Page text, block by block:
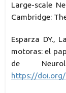
Large-scale
Cambridge:
Esparza DY.,
motoras: el
de
https://